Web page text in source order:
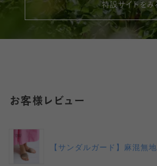
特設サイトをみ
お客様レビュー
【サンダルガード】麻混無